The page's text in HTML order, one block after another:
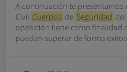
A continuación te presentamos
Civil Cuerpos de Seguridad del
oposición tiene como finalidad
puedan superar de forma